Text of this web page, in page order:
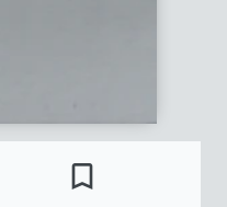
bookmark_border